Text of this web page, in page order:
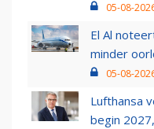
05-08-
El Al
minder
05-08-
Lufthansa
begin